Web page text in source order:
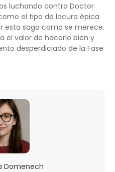
luchando contra Doctor
el tipo de locura épica
esta saga como se merece.
el valor de hacerlo bien y
desperdiciado de la Fase
Domenech